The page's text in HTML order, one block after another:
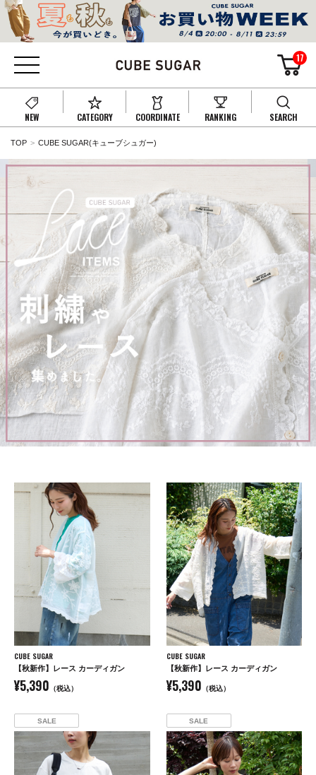
17
NEW CATEGORY COORDINATE RANKING SEARCH
TOP CUBE SUGAR(キューブシュガー)
CUBE SUGAR
【秋新作】レース カーディガン
¥5,390 （税込）
CUBE SUGAR
【秋新作】レース カーディガン
¥5,390 （税込）
SALE SALE